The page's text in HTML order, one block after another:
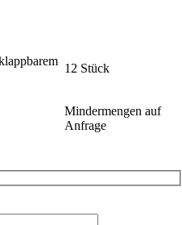
12 Stück
Mindermengen auf
Anfrage